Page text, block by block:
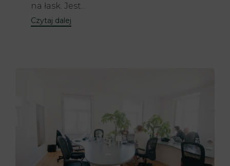
na łask. Jest...
Czytaj dalej